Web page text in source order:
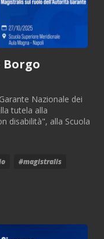
Borgo
Nazionale dei
tutela alla
disabilità", alla Scuola
#magistralis